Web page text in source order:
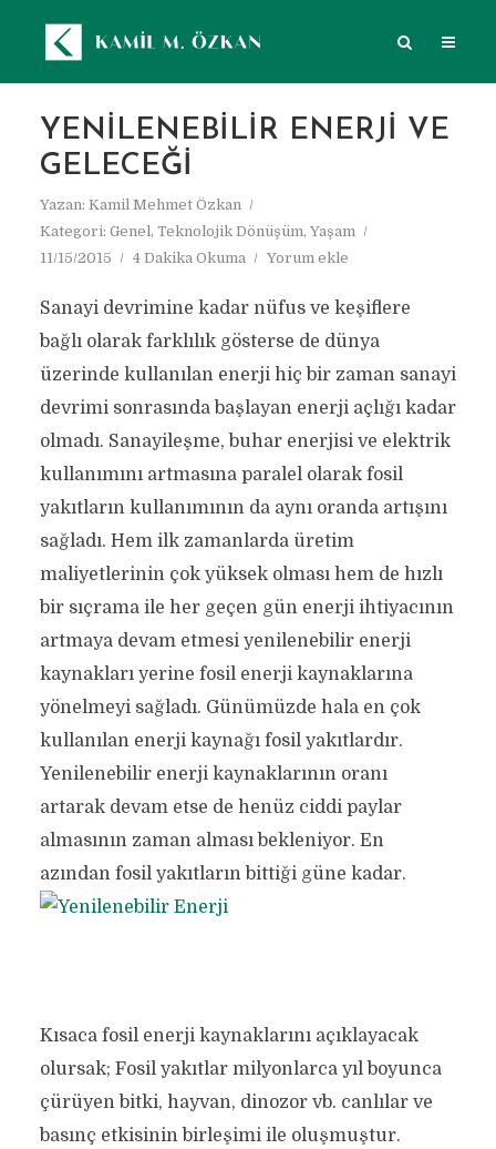
YENILENEBILIR ENERJI VE
GELECEĞI
Yazan: Kamil Mehmet Özkan
Kategori: Genel, Teknolojik Dönüşüm, Yaşam
11/15/2015
4 Dakika Okuma Yorum ekle
Sanayi devrimine kadar nüfus ve keşiflere
bağlı olarak farklılık gösterse de dünya
üzerinde kullanılan enerji hiç bir zaman sanayi
devrimi sonrasında başlayan enerji açlığı kadar
olmadı. Sanayileşme, buhar enerjisi ve elektrik
kullanımını artmasına paralel olarak fosil
yakıtların kullanımının da aynı oranda artışını
sağladı. Hem ilk zamanlarda üretim
maliyetlerinin çok yüksek olması hem de hızlı
bir sıçrama ile her geçen gün enerji ihtiyacının
artmaya devam etmesi yenilenebilir enerji
kaynakları yerine fosil enerji kaynaklarına
yönelmeyi sağladı. Günümüzde hala en çok
kullanılan enerji kaynağı fosil yakıtlardır.
Yenilenebilir enerji kaynaklarının oranı
artarak devam etse de henüz ciddi paylar
almasının zaman alması bekleniyor. En
azından fosil yakıtların bittiği güne kadar.
Kısaca fosil enerji kaynaklarını açıklayacak
olursak; Fosil yakıtlar milyonlarca yıl boyunca
çürüyen bitki, hayvan, dinozor vb. canlılar ve
basınç etkisinin birleşimi ile oluşmuştur.